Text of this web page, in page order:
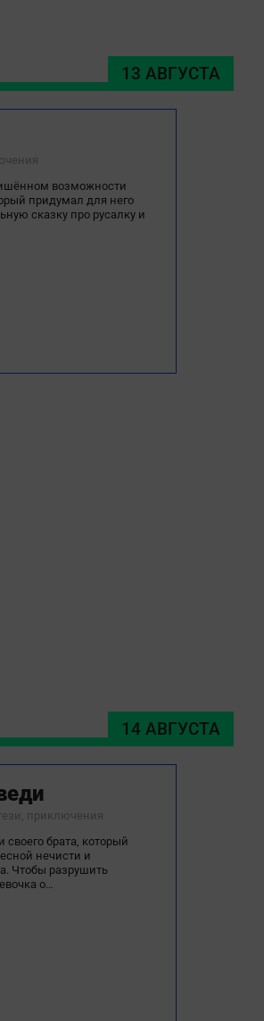
13 АВГУСТА
возможности
придумал для него
сказку про русалку и
14 АВГУСТА
приключения
брата, который
нечисти и
Чтобы разрушить
о…